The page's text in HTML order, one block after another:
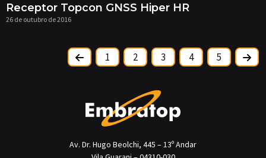
Receptor Topcon GNSS Hiper HR
26 de outubro de 2016
1 2 3 4 5
Av. Dr. Hugo Beolchi, 445 – 13º Andar